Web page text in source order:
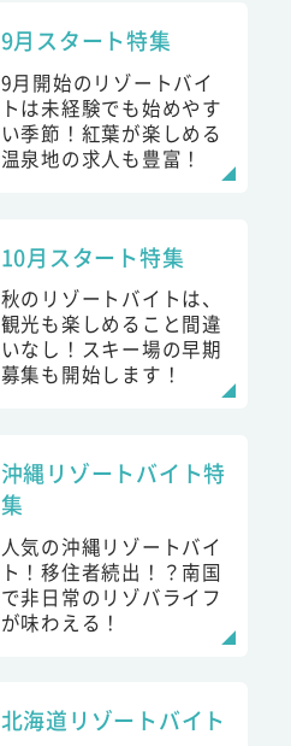
9月スタート特集
9月開始のリゾートバイ
トは未経験でも始めやす
い季節！紅葉が楽しめる
温泉地の求人も豊富！
10月スタート特集
秋のリゾートバイトは、
観光も楽しめること間違
いなし！スキー場の早期
募集も開始します！
沖縄リゾートバイト特
集
人気の沖縄リゾートバイ
ト！移住者続出！？南国
で非日常のリゾバライフ
が味わえる！
北海道リゾートバイト